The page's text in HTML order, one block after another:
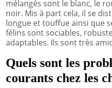
mélangés sont le blanc, le
noir. Mis à part cela, il se
longue et touffue ainsi que
félins sont sociables,
adaptables. Ils sont très
Quels sont les
courants chez les